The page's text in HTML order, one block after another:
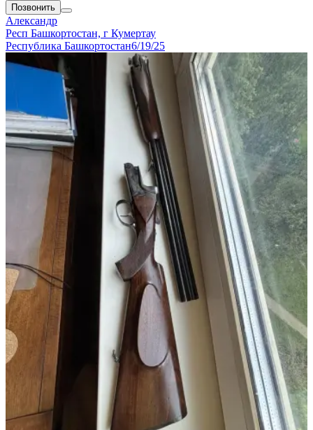
Позвонить
Александр
Респ Башкортостан, г Кумертау
Республика Башкортостан6/19/25